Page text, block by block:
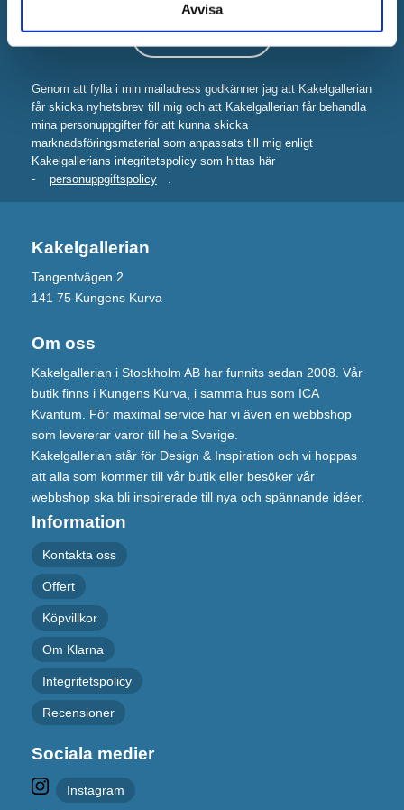
Avvisa
Genom att fylla i min mailadress godkänner jag att Kakelgallerian
får skicka nyhetsbrev till mig och att Kakelgallerian får behandla
mina personuppgifter för att kunna skicka
marknadsföringsmaterial som anpassats till mig enligt
Kakelgallerians integritetspolicy som hittas här
-
personuppgiftspolicy .
Kakelgallerian
Tangentvägen 2
141 75 Kungens Kurva
Om oss
Kakelgallerian i Stockholm AB har funnits sedan 2008. Vår
butik finns i Kungens Kurva, i samma hus som ICA
Kvantum. För maximal service har vi även en webbshop
som levererar varor till hela Sverige.
Kakelgallerian står för Design & Inspiration och vi hoppas
att alla som kommer till vår butik eller besöker vår
webbshop ska bli inspirerade till nya och spännande idéer.
Information
Kontakta oss
Offert
Köpvillkor
Om Klarna
Integritetspolicy
Recensioner
Sociala medier
Instagram